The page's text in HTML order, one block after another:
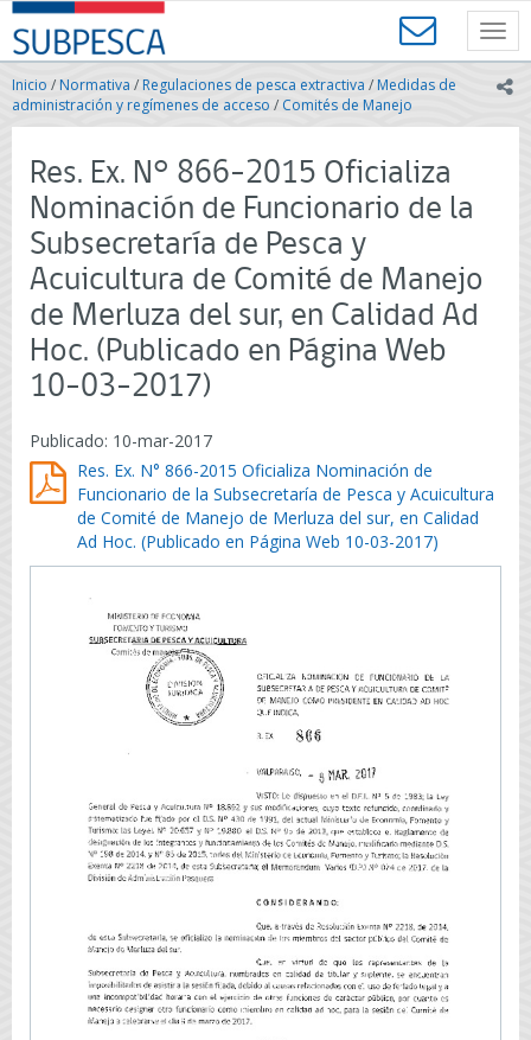
Contenido
principal
SUBPESCA
-
Subsecretaría
de
Pesca
Acuicultura
Gobierno
de
Chile
Inicio /Normativa / Regulaciones de pesca extractiva / Medidas de
administración y regímenes de acceso / Comités de Manejo
Res. Ex. N° 866-2015 Oficializa
Nominación de Funcionario de la
Subsecretaría de Pesca y
Acuicultura de Comité de Manejo
de Merluza del sur, en Calidad Ad
Hoc. (Publicado en Página Web
10-03-2017)
Publicado: 10-mar-2017
Res. Ex. N° 866-2015 Oficializa Nominación de
Funcionario de la Subsecretaría de Pesca y Acuicultura
de Comité de Manejo de Merluza del sur, en Calidad
Ad Hoc. (Publicado en Página Web 10-03-2017)